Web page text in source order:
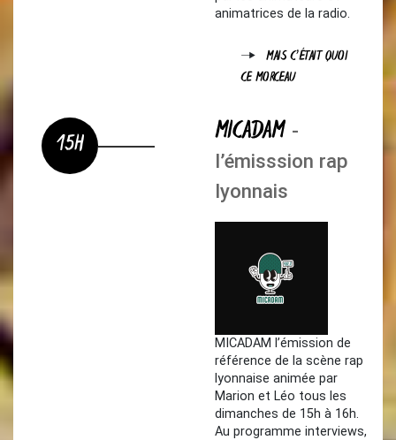
animatrices de la radio.
MAIS C'ÉTAIT QUOI
CE MORCEAU
15H MICADAM -
l’émisssion rap
lyonnais
MICADAM l’émission de
référence de la scène rap
lyonnaise animée par
Marion et Léo tous les
dimanches de 15h à 16h.
Au programme interviews,